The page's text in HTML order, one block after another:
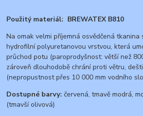
Použitý materiál: BREWATEX B810
Na omak velmi příjemná osvědčená tkanina
hydrofilní polyuretanovou vrstvou, která
průchod potu (paroprodyšnost: větší než
zároveň dlouhodobě chrání proti větru,
(nepropustnost přes 10 000 mm vodního
Dostupné barvy:červená, tmavě modrá,
(tmavší olivová)